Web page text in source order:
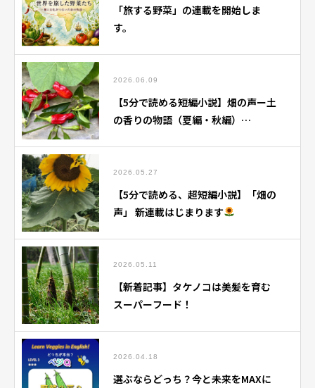
「旅する野菜」の連載を開始しま
す。
2026.06.09
【5分で読める短編小説】畑の声ー土
の香りの物語（夏編・秋編）
2026.05.27
【5分で読める、超短編小説】「畑の
声」 新連載はじまります
2026.05.11
【新着記事】タケノコは美髪を育む
スーパーフード！
2026.04.18
選ぶならどっち？今と未来をMAXに